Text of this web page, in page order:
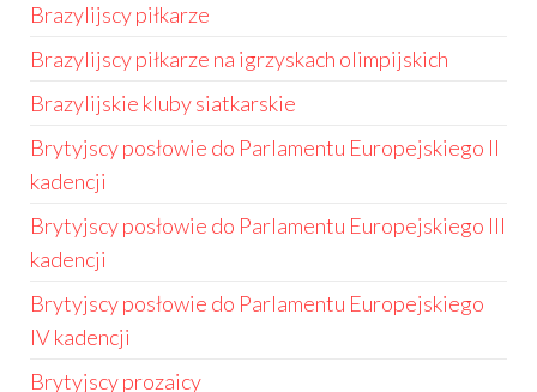
Brazylijscy piłkarze
Brazylijscy piłkarze na igrzyskach olimpijskich
Brazylijskie kluby siatkarskie
Brytyjscy posłowie do Parlamentu Europejskiego II
kadencji
Brytyjscy posłowie do Parlamentu Europejskiego III
kadencji
Brytyjscy posłowie do Parlamentu Europejskiego
IV kadencji
Brytyjscy prozaicy